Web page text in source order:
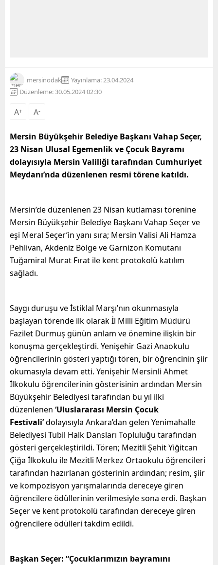
mersinodak
Yayınlama: 23.04.2024
Düzenleme: 30.05.2024 02:30
A+ A-
Mersin Büyükşehir Belediye Başkanı Vahap Seçer,
23 Nisan Ulusal Egemenlik ve Çocuk Bayramı
dolayısıyla Mersin Valiliği tarafından Cumhuriyet
Meydanı’nda düzenlenen resmi törene katıldı.
Mersin’de düzenlenen 23 Nisan kutlaması törenine
Mersin Büyükşehir Belediye Başkanı Vahap Seçer ve
eşi Meral Seçer’in yanı sıra; Mersin Valisi Ali Hamza
Pehlivan, Akdeniz Bölge ve Garnizon Komutanı
Tuğamiral Murat Fırat ile kent protokolü katılım
sağladı.
Saygı duruşu ve İstiklal Marşı’nın okunmasıyla
başlayan törende ilk olarak İl Milli Eğitim Müdürü
Fazilet Durmuş günün anlam ve önemine ilişkin bir
konuşma gerçekleştirdi. Yenişehir Gazi Anaokulu
öğrencilerinin gösteri yaptığı tören, bir öğrencinin şiir
okumasıyla devam etti. Yenişehir Mersinli Ahmet
İlkokulu öğrencilerinin gösterisinin ardından Mersin
Büyükşehir Belediyesi tarafından bu yıl ilki
düzenlenen ‘Uluslararası Mersin Çocuk
Festivali’dolayısıyla Ankara’dan gelen Yenimahalle
Belediyesi Tubil Halk Dansları Topluluğu tarafından
gösteri gerçekleştirildi. Tören; Mezitli Şehit Yiğitcan
Çiğa İlkokulu ile Mezitli Merkez Ortaokulu öğrencileri
tarafından hazırlanan gösterinin ardından; resim, şiir
ve kompozisyon yarışmalarında dereceye giren
öğrencilere ödüllerinin verilmesiyle sona erdi. Başkan
Seçer ve kent protokolü tarafından dereceye giren
öğrencilere ödülleri takdim edildi.
Başkan Seçer: “Çocuklarımızın bayramını